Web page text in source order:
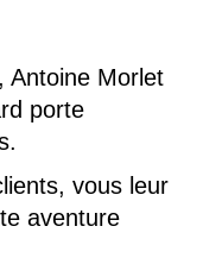
Antoine Morlet
porte
vous leur
aventure